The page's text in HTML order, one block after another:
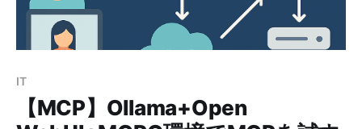
い。 応答 約4分後に下記が出力されました。 承知しま
した。Ubuntu 24.04環境で、GitHub上のDockerイメー
ジを利用し、ITセキュリティ関連書籍をCRUD操作でき
使用してデータベースとのやり取り
IT
【MCP】Ollama+Open